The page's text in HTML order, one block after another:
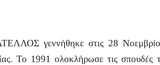
γεννήθηκε στις 28 Νοεμβρίου
Το 1991 ολοκλήρωσε τις